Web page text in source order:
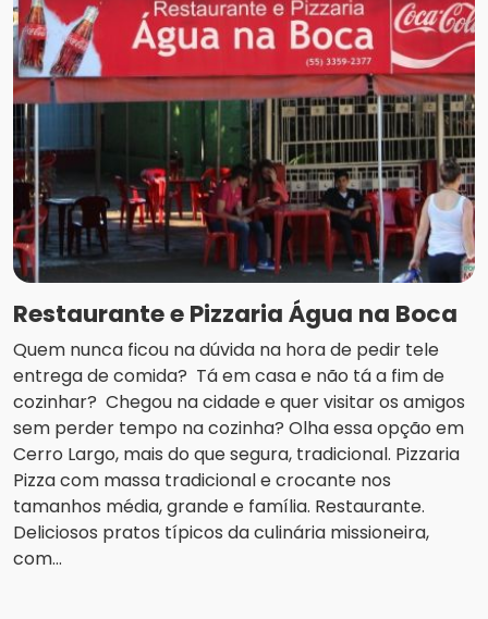
Restaurante e Pizzaria Água na Boca
Quem nunca ficou na dúvida na hora de pedir tele
entrega de comida? Tá em casa e não tá a fim de
cozinhar? Chegou na cidade e quer visitar os amigos
sem perder tempo na cozinha? Olha essa opção em
Cerro Largo, mais do que segura, tradicional. Pizzaria
Pizza com massa tradicional e crocante nos
tamanhos média, grande e família. Restaurante.
Deliciosos pratos típicos da culinária missioneira,
com...